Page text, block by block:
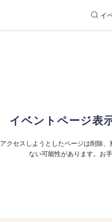
イ
イベントページ表
アクセスしようとしたページは削除
ない可能性があります。お